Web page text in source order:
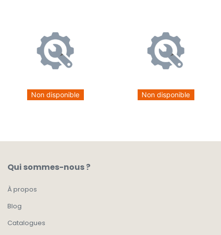
Non disponible Non disponible
Qui sommes-nous ?
À propos
Blog
Catalogues